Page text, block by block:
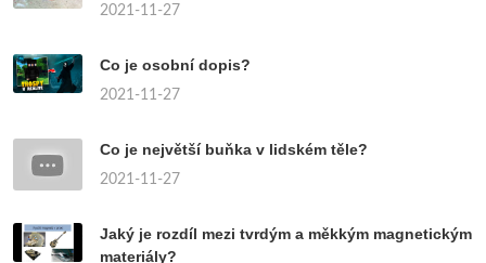
2021-11-27
Co je osobní dopis?
2021-11-27
Co je největší buňka v lidském těle?
2021-11-27
Jaký je rozdíl mezi tvrdým a měkkým magnetickým
materiály?